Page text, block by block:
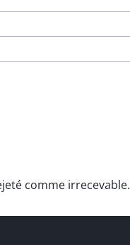
comme irrecevable.